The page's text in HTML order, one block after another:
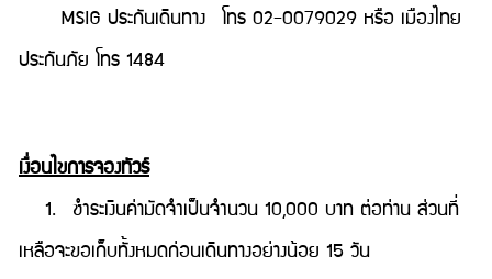
MSIG ประกันเดินทาง โทร 02-0079029 หรือ เมืองไทย
ประกันภัย โทร 1484
เงื่อนไขการจองทัวร์
1. ชำระเงินค่ามัดจำเป็นจำนวน 10,000 บาท ต่อท่าน ส่วนที่
เหลือจะขอเก็บทั้งหมดก่อนเดินทางอย่างน้อย 15 วัน